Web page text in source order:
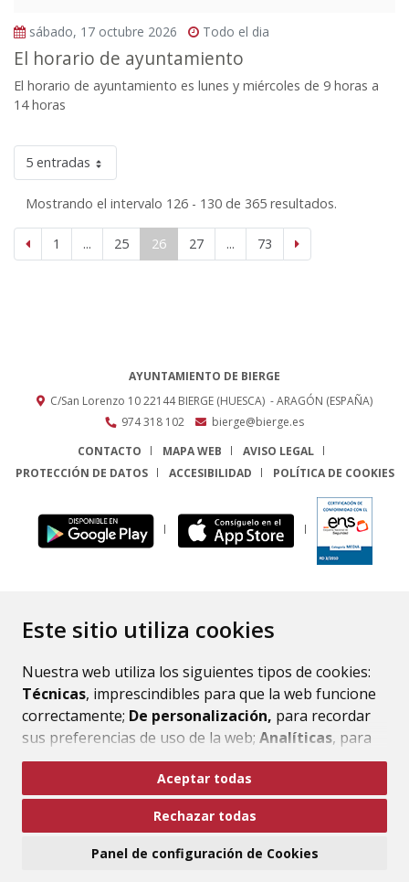
Este sitio utiliza cookies
Nuestra web utiliza los siguientes tipos de cookies:
Técnicas, imprescindibles para que la web funcione
correctamente; De personalización, para recordar
sus preferencias de uso de la web; Analíticas, para
mejorar el funcionamiento de la web y sus servicios.
Si acepta pulsando el botón“Aceptar todas”
consideramos que acepta su uso. Si pulsa el botón
ninguna acción, se guardarán las cookies técnicas
Aceptar todas
Rechazar todas
Panel de configuración de Cookies
sábado, 17 octubre 2026 Todo el dia
El horario de ayuntamiento
El horario de ayuntamiento es lunes y miércoles de 9 horas a
14 horas
5 entradas
Mostrando el intervalo 126 - 130 de 365 resultados.
1 ... 25 26 27 ... 73
AYUNTAMIENTO DE BIERGE
C/San Lorenzo 1022144 BIERGE (HUESCA) - ARAGÓN (ESPAÑA)
974 318 102
bierge@bierge.es
CONTACTO
MAPA WEB
AVISO LEGAL
PROTECCIÓN DE DATOS
ACCESIBILIDAD POLÍTICA DE COOKIES